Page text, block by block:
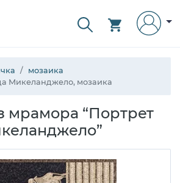
мозаика
Микеланджело, мозаика
мрамора “Портрет